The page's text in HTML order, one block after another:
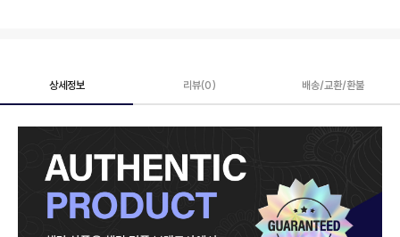
상세정보 리뷰(0) 배송/교환/환불